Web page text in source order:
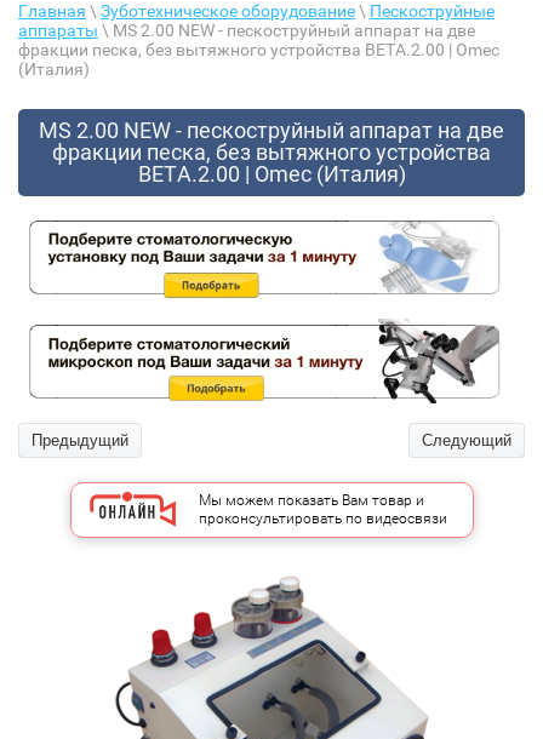
Главная \ Зуботехническое оборудование\ Пескоструйные
аппараты \ MS 2.00 NEW - пескоструйный аппарат на две
фракции песка, без вытяжного устройства BETA.2.00 | Omec
(Италия)
MS 2.00 NEW - пескоструйный аппарат на две
фракции песка, без вытяжного устройства
BETA.2.00 | Omec (Италия)
Предыдущий Следующий
Мы можем показать Вам товар и
проконсультировать по видеосвязи